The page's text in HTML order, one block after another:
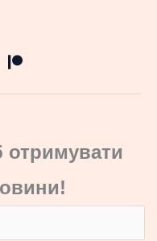
отримувати